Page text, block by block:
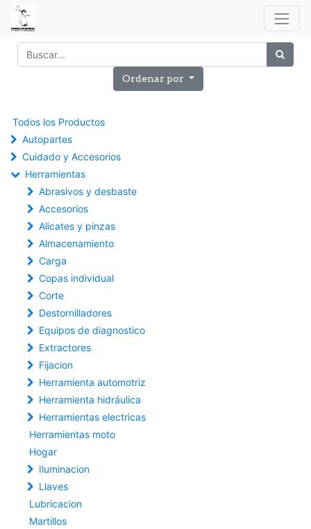
Ordenar por
Todos los Productos
Autopartes
Cuidado y Accesorios
Herramientas
Abrasivos y desbaste
Accesorios
Alicates y pinzas
Almacenamiento
Carga
Copas individual
Corte
Destornilladores
Equipos de diagnostico
Extractores
Fijacion
Herramienta automotriz
Herramienta hidráulica
Herramientas electricas
Herramientas moto
Hogar
Iluminacion
Llaves
Lubricacion
Martillos